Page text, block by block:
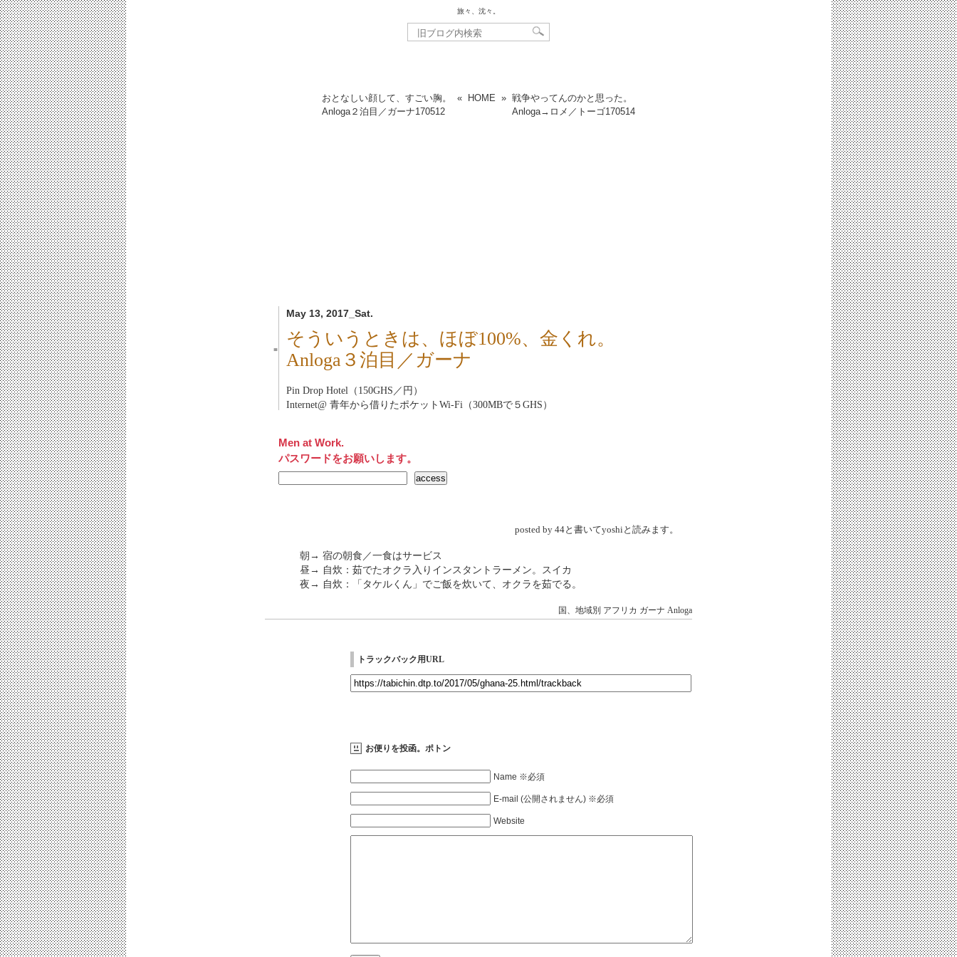
旅々、沈々。
おとなしい顔して、すごい胸。
Anloga２泊目／ガーナ170512
« HOME » 戦争やってんのかと思った。
Anloga→ロメ／トーゴ170514
May 13, 2017_Sat.
■
そういうときは、ほぼ100%、金くれ。
Anloga３泊目／ガーナ
Pin Drop Hotel（150GHS／円）
Internet@ 青年から借りたポケットWi-Fi（300MBで５GHS）
Men at Work.
パスワードをお願いします。
posted by 44と書いてyoshiと読みます。
朝→ 宿の朝食／一食はサービス
昼→ 自炊：茹でたオクラ入りインスタントラーメン。スイカ
夜→ 自炊：「タケルくん」でご飯を炊いて、オクラを茹でる。
国、地域別 アフリカ ガーナ Anloga
トラックバック用URL
お便りを投函。ポトン
Name ※必須
E-mail (公開されません) ※必須
Website